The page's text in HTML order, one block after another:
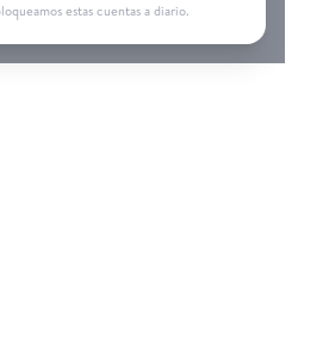
estas cuentas a diario.